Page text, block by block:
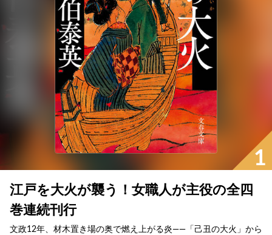
1
江戸を大火が襲う！女職人が主役の全四
巻連続刊行
文政12年、材木置き場の奥で燃え上がる炎――「己丑の大火」から